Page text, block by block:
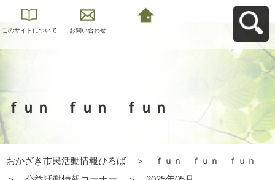
このサイトについて お問い合わせ
ｆｕｎ ｆｕｎ ｆｕｎ
おかざき市民活動情報ひろば ＞
ｆｕｎ ｆｕｎ ｆｕｎ